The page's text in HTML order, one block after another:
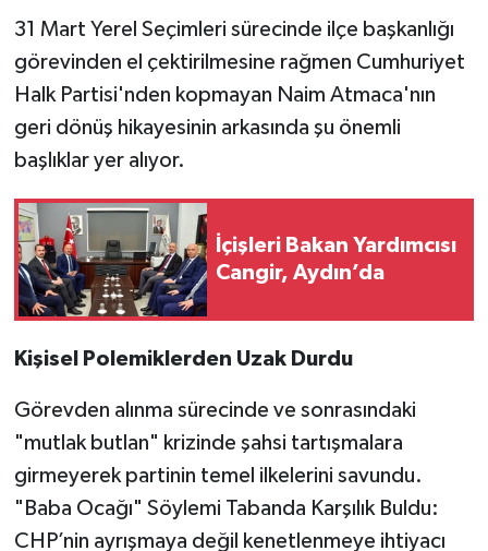
31 Mart Yerel Seçimleri sürecinde ilçe başkanlığı
görevinden el çektirilmesine rağmen Cumhuriyet
Halk Partisi'nden kopmayan Naim Atmaca'nın
geri dönüş hikayesinin arkasında şu önemli
başlıklar yer alıyor.
İçişleri Bakan Yardımcısı
Cangir, Aydın’da
Kişisel Polemiklerden Uzak Durdu
Görevden alınma sürecinde ve sonrasındaki
"mutlak butlan" krizinde şahsi tartışmalara
girmeyerek partinin temel ilkelerini savundu.
"Baba Ocağı" Söylemi Tabanda Karşılık Buldu:
CHP’nin ayrışmaya değil kenetlenmeye ihtiyacı